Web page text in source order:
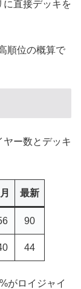
に直接デッキを
順位の概算で
ヤー数とデッキ
最新
90
44
がロイジャイ